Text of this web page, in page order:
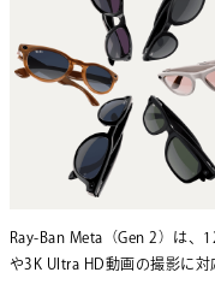
Ray-Ban Meta（Gen 2）は、
や3K Ultra HD動画の撮影に対